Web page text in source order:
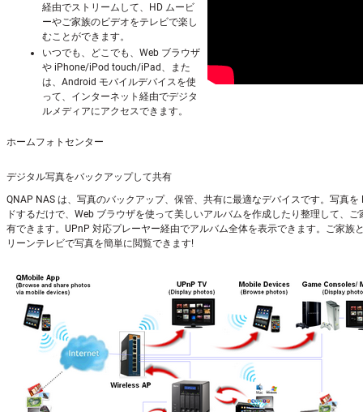
経由でストリームして、HD ムービ
ーやご家族のビデオをテレビで楽し
むことができます。
いつでも、どこでも、Web ブラウザ
や iPhone/iPod touch/iPad、また
は、Android モバイルデバイスを使
って、インターネット経由でデジタ
ルメディアにアクセスできます。
ホームフォトセンター
デジタル写真をバックアップして共有
QNAP NAS は、写真のバックアップ、保管、共有に最適なデバイスです。写真を
ドするだけで、Web ブラウザを使って美しいアルバムを作成したり整理して、
有できます。UPnP 対応プレーヤー経由でアルバム全体を表示できます。ご家族
リーンテレビで写真を簡単に閲覧できます!